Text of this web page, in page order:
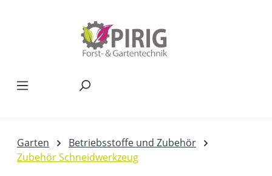
Garten
Betriebsstoffe und Zubehör
Zubehör Schneidwerkzeug